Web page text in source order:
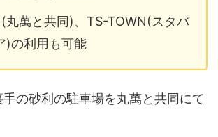
萬と共同)、TS-TOWN(スタバ
)の利用も可能
の砂利の駐車場を丸萬と共同にて